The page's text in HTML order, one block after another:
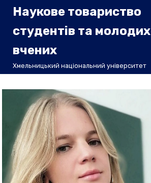
Перейти
вмісту
Наукове товариство
студентів та молодих
вчених
Хмельницький національний університет